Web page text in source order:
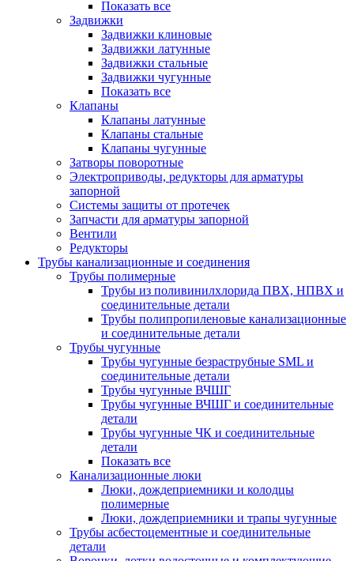
Показать все
Задвижки
Задвижки клиновые
Задвижки латунные
Задвижки стальные
Задвижки чугунные
Показать все
Клапаны
Клапаны латунные
Клапаны стальные
Клапаны чугунные
Затворы поворотные
Электроприводы, редукторы для арматуры
запорной
Системы защиты от протечек
Запчасти для арматуры запорной
Вентили
Редукторы
Трубы канализационные и соединения
Трубы полимерные
Трубы из поливинилхлорида ПВХ, НПВХ и
соединительные детали
Трубы полипропиленовые канализационные
и соединительные детали
Трубы чугунные
Трубы чугунные безраструбные SML и
соединительные детали
Трубы чугунные ВЧШГ
Трубы чугунные ВЧШГ и соединительные
детали
Трубы чугунные ЧК и соединительные
детали
Показать все
Канализационные люки
Люки, дождеприемники и колодцы
полимерные
Люки, дождеприемники и трапы чугунные
Трубы асбестоцементные и соединительные
детали